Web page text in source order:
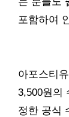
포함하여
아포스티
3,500원의
정한 공식